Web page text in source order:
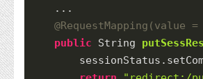
    ...
@RequestMapping (value =
public
String
        sessionStatus.